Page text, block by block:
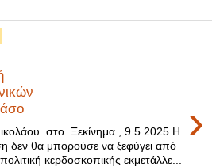
›
στο Ξεκίνημα , 9.5.2025 Η
δεν θα μπορούσε να ξεφύγει από
κερδοσκοπικής εκμετάλλε...